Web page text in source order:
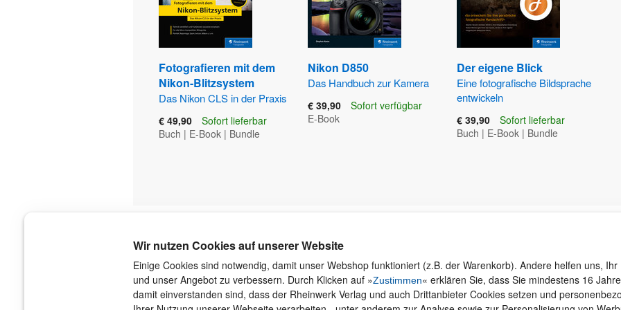
Wir nutzen Cookies auf unserer Website
Einige Cookies sind notwendig, damit unser Webshop funktioniert (z.B. der Warenkorb). Andere helfen uns, Ihr
und unser Angebot zu verbessern. Durch Klicken auf »Zustimmen« erklären Sie, dass Sie mindestens 16
damit einverstanden sind, dass der Rheinwerk Verlag und auch Drittanbieter Cookies setzen und
Fotografieren mit dem
Nikon-Blitzsystem
Das Nikon CLS in der Praxis
€ 49,90
Sofort lieferbar
Buch | E-Book | Bundle
Nikon D850
Das Handbuch zur Kamera
€ 39,90
Sofort verfügbar
E-Book
Der eigene Blick
Eine fotografische Bildsprache
entwickeln
€ 39,90
Sofort lieferbar
Buch | E-Book| Bundle
Über uns
Der Verlag
Das Team
Unsere Autorinnen und Autoren
Kontakt
Newsletter
Für Unternehmen
Presseservice
Versand und Zahlung
Widerruf und Rückgabe
Merchandise